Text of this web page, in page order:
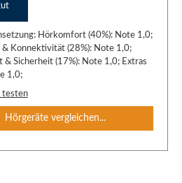
Hörkomfort (40%): Note 1,0;
& Konnektivität (28%): Note 1,0;
& Sicherheit (17%): Note 1,0; Extras
1,0;
testen
Hörgeräte vergleichen...